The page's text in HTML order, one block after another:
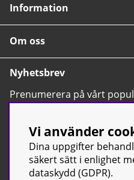
Information
Om oss
Nyhetsbrev
Prenumerera på vårt
tips, nyheter och våra
Vi använder
Dina uppgifter
säkert sätt i enlighet
dataskydd (GDPR).